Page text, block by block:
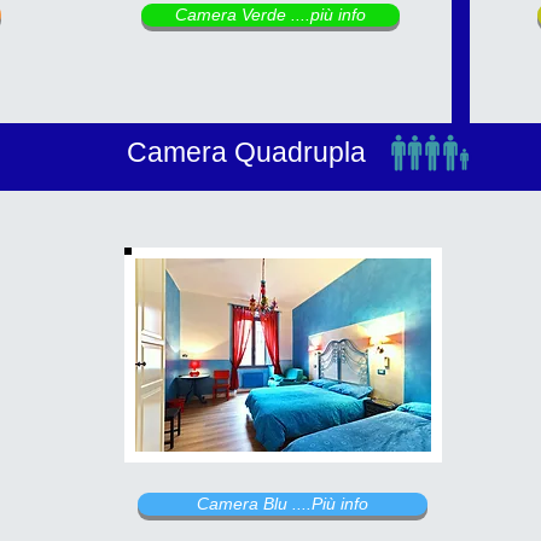
Camera Verde ....più info
Camera Quadrupla
Camera Blu ....Più info